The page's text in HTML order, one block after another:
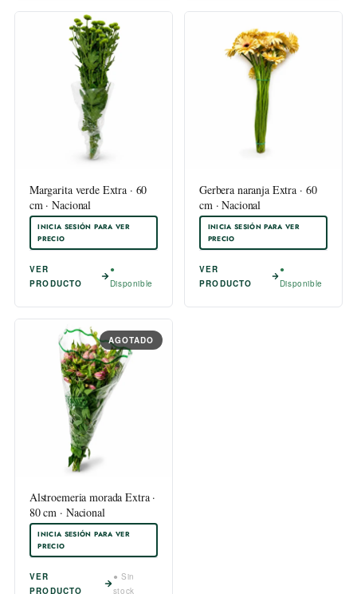
Margarita verde Extra · 60
cm · Nacional
INICIA SESIÓN PARA VER
PRECIO
VER
PRODUCTO
●
Disponible
Gerbera naranja Extra · 60
cm · Nacional
INICIA SESIÓN PARA VER
PRECIO
VER
PRODUCTO
●
Disponible
AGOTADO
Alstroemeria morada Extra ·
80 cm · Nacional
INICIA SESIÓN PARA VER
PRECIO
VER
PRODUCTO
● Sin
stock